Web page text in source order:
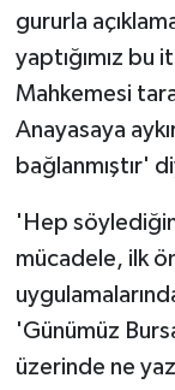
gururla
yaptığımız bu
Mahkemesi
Anayasaya
bağlanmıştır'
'Hep
mücadele, ilk
'Günümüz
üzerinde ne